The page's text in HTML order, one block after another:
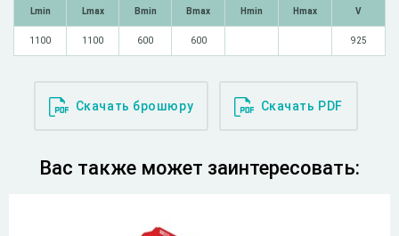
Lmin Lmax Bmin Bmax Hmin Hmax V
1100 1100 600 600 925
Скачать брошюру Скачать PDF
Вас также может заинтересовать: